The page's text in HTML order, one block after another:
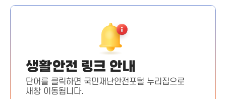
생활안전 링크 안내
단어를 클릭하면 국민재난안전포털 누리집으로
새창 이동됩니다.